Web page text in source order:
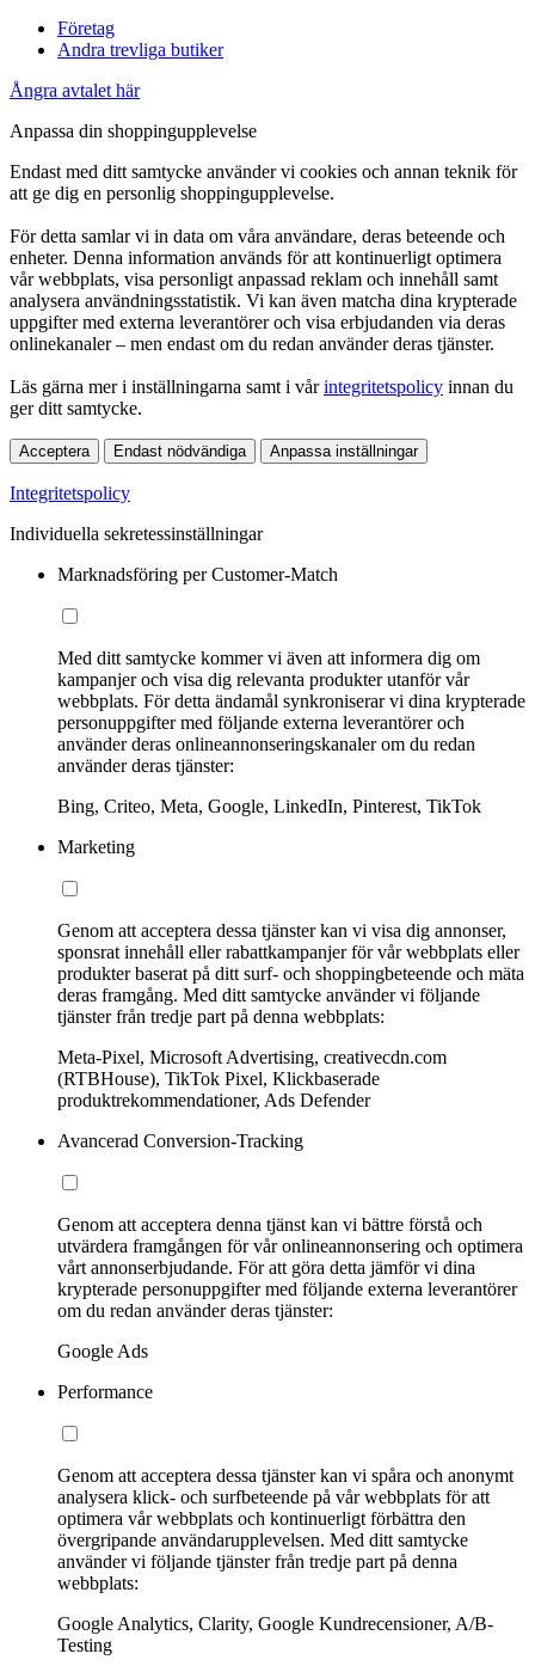
Företag
Andra trevliga butiker
Ångra avtalet här
Anpassa din shoppingupplevelse
Endast med ditt samtycke använder vi cookies och annan teknik för
att ge dig en personlig shoppingupplevelse.
För detta samlar vi in data om våra användare, deras beteende och
enheter. Denna information används för att kontinuerligt optimera
vår webbplats, visa personligt anpassad reklam och innehåll samt
analysera användningsstatistik. Vi kan även matcha dina krypterade
uppgifter med externa leverantörer och visa erbjudanden via deras
onlinekanaler – men endast om du redan använder deras tjänster.
Läs gärna mer i inställningarna samt i vårintegritetspolicy innan du
ger ditt samtycke.
Acceptera Endast nödvändiga Anpassa inställningar
Integritetspolicy
Individuella sekretessinställningar
Marknadsföring per Customer-Match
Med ditt samtycke kommer vi även att informera dig om
kampanjer och visa dig relevanta produkter utanför vår
webbplats. För detta ändamål synkroniserar vi dina krypterade
personuppgifter med följande externa leverantörer och
använder deras onlineannonseringskanaler om du redan
använder deras tjänster:
Bing, Criteo, Meta, Google, LinkedIn, Pinterest, TikTok
Marketing
Genom att acceptera dessa tjänster kan vi visa dig annonser,
sponsrat innehåll eller rabattkampanjer för vår webbplats eller
produkter baserat på ditt surf- och shoppingbeteende och mäta
deras framgång. Med ditt samtycke använder vi följande
tjänster från tredje part på denna webbplats:
Meta-Pixel, Microsoft Advertising, creativecdn.com
(RTBHouse), TikTok Pixel, Klickbaserade
produktrekommendationer, Ads Defender
Avancerad Conversion-Tracking
Genom att acceptera denna tjänst kan vi bättre förstå och
utvärdera framgången för vår onlineannonsering och optimera
vårt annonserbjudande. För att göra detta jämför vi dina
krypterade personuppgifter med följande externa leverantörer
om du redan använder deras tjänster:
Google Ads
Performance
Genom att acceptera dessa tjänster kan vi spåra och anonymt
analysera klick- och surfbeteende på vår webbplats för att
optimera vår webbplats och kontinuerligt förbättra den
övergripande användarupplevelsen. Med ditt samtycke
använder vi följande tjänster från tredje part på denna
webbplats:
Google Analytics, Clarity, Google Kundrecensioner, A/B-
Testing